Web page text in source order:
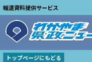
報道資料提供サービス
トップページにもどる